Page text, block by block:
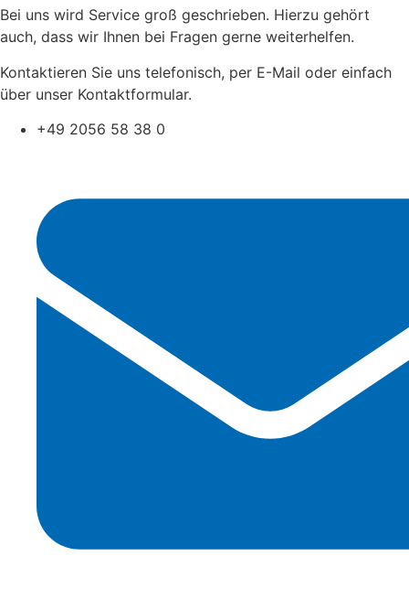
Bei uns wird Service groß geschrieben. Hierzu gehört
auch, dass wir Ihnen bei Fragen gerne weiterhelfen.
Kontaktieren Sie uns telefonisch, per E-Mail oder einfach
über unser Kontaktformular.
+49 2056 58 38 0